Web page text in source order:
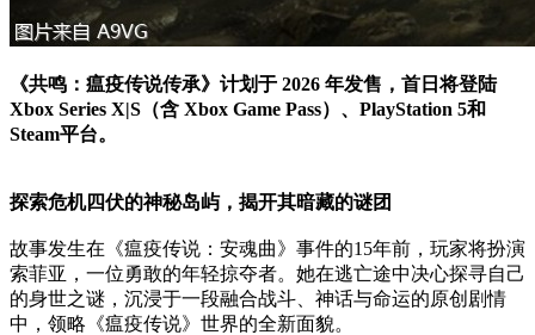
《共鸣：瘟疫传说传承》计划于 2026 年发售，首日将登陆
Xbox Series X|S（含 Xbox Game Pass）、PlayStation 5和
Steam平台。
探索危机四伏的神秘岛屿，揭开其暗藏的谜团
故事发生在《瘟疫传说：安魂曲》事件的15年前，玩家将扮演
索菲亚，一位勇敢的年轻掠夺者。她在逃亡途中决心探寻自己
的身世之谜，沉浸于一段融合战斗、神话与命运的原创剧情
中，领略《瘟疫传说》世界的全新面貌。